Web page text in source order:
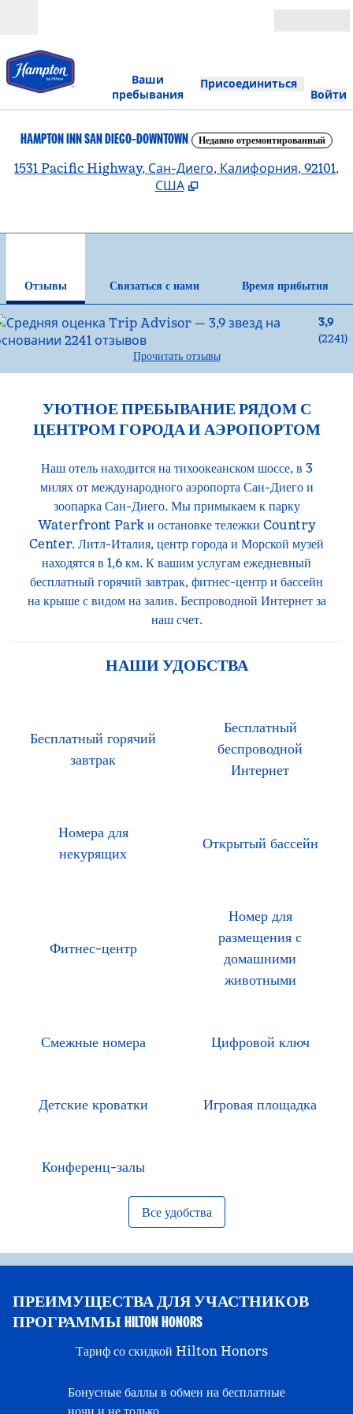
Ваши
пребывания
Присоединиться
Войти
HAMPTON INN SAN DIEGO-DOWNTOWN Недавно отремонтированный
1531 Pacific Highway, Сан-Диего, Калифорния, 92101,
США
Отзывы Связаться с нами
Время прибытия
3,9
(2241)
Прочитать отзывы
УЮТНОЕ ПРЕБЫВАНИЕ РЯДОМ С
ЦЕНТРОМ ГОРОДА И АЭРОПОРТОМ
Наш отель находится на тихоокеанском шоссе, в 3
милях от международного аэропорта Сан-Диего и
зоопарка Сан-Диего. Мы примыкаем к парку
Waterfront Park и остановке тележки Country
Center. Литл-Италия, центр города и Морской музей
находятся в 1,6 км. К вашим услугам ежедневный
бесплатный горячий завтрак, фитнес-центр и бассейн
на крыше с видом на залив. Беспроводной Интернет за
наш счет.
НАШИ УДОБСТВА
Бесплатный горячий
завтрак
Бесплатный
беспроводной
Интернет
Номера для
некурящих
Открытый бассейн
Фитнес-центр
Номер для
размещения с
домашними
животными
Смежные номера Цифровой ключ
Детские кроватки Игровая площадка
Конференц-залы
Все удобства
ПРЕИМУЩЕСТВА ДЛЯ УЧАСТНИКОВ
ПРОГРАММЫ HILTON HONORS
Тариф со скидкой Hilton Honors
Бонусные баллы в обмен на бесплатные
ночи и не только